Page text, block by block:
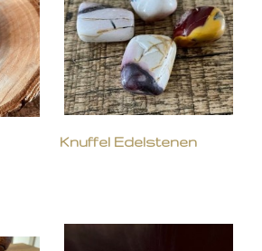
Knuffel Edelstenen